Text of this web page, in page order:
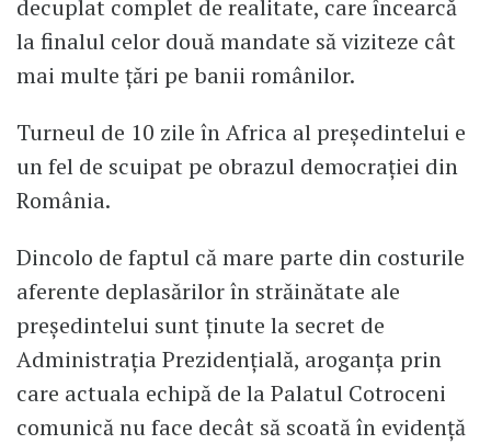
decuplat complet de realitate, care încearcă
la finalul celor două mandate să viziteze cât
mai multe țări pe banii românilor.
Turneul de 10 zile în Africa al președintelui e
un fel de scuipat pe obrazul democrației din
România.
Dincolo de faptul că mare parte din costurile
aferente deplasărilor în străinătate ale
președintelui sunt ținute la secret de
Administrația Prezidențială, aroganța prin
care actuala echipă de la Palatul Cotroceni
comunică nu face decât să scoată în evidență